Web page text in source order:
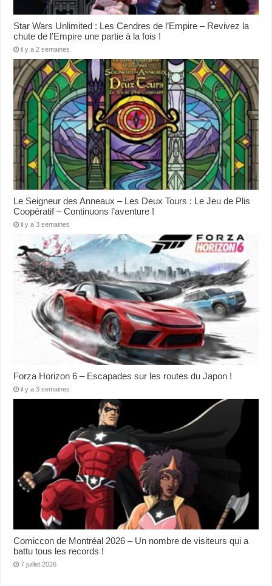
Star Wars Unlimited : Les Cendres de l’Empire – Revivez la
chute de l’Empire une partie à la fois !
il y a 2 semaines
Le Seigneur des Anneaux – Les Deux Tours : Le Jeu de Plis
Coopératif – Continuons l’aventure !
il y a 3 semaines
Forza Horizon 6 – Escapades sur les routes du Japon !
il y a 3 semaines
Comiccon de Montréal 2026 – Un nombre de visiteurs qui a
battu tous les records !
7 juillet 2026